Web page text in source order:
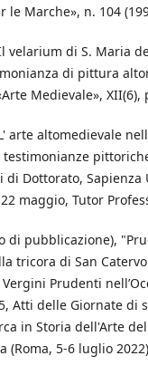
Marche», n. 104
velarium di S. Maria
di pittura
Medievale», XII(6),
arte altomedievale
testimonianze
di Dottorato, Sapienza
22 maggio, Tutor
di pubblicazione),
tricora di San
Vergini Prudenti
Atti delle Giornate di
in Storia dell'Arte
(Roma, 5-6 luglio